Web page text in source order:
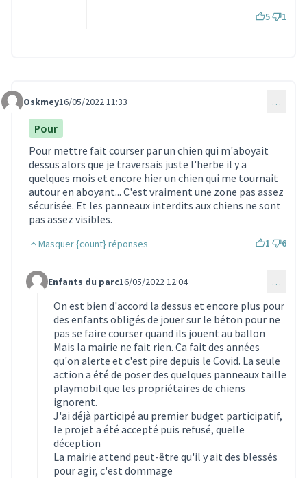
5 1
Commentaire 1475
Oskmey16/05/2022 11:33 …
Pour
Pour mettre fait courser par un chien qui m'aboyait
dessus alors que je traversais juste l'herbe il y a
quelques mois et encore hier un chien qui me tournait
autour en aboyant... C'est vraiment une zone pas assez
sécurisée. Et les panneaux interdits aux chiens ne sont
pas assez visibles.
Masquer {count} réponses 1 6
Commentaire 1479 (réponse au commentaire 1475)
Enfants du parc16/05/2022 12:04 …
On est bien d'accord la dessus et encore plus pour
des enfants obligés de jouer sur le béton pour ne
pas se faire courser quand ils jouent au ballon
Mais la mairie ne fait rien. Ca fait des années
qu'on alerte et c'est pire depuis le Covid. La seule
action a été de poser des quelques panneaux taille
playmobil que les propriétaires de chiens
ignorent.
J'ai déjà participé au premier budget participatif,
le projet a été accepté puis refusé, quelle
déception
La mairie attend peut-être qu'il y ait des blessés
pour agir, c'est dommage